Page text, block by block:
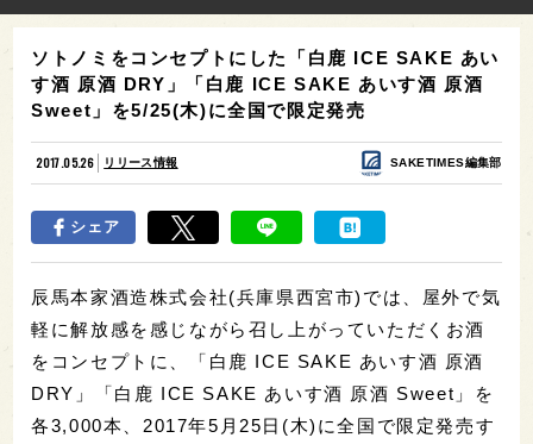
ソトノミをコンセプトにした「白鹿 ICE SAKE あい
す酒 原酒 DRY」「白鹿 ICE SAKE あいす酒 原酒
Sweet」を5/25(木)に全国で限定発売
2017.05.26 リリース情報 SAKETIMES編集部
シェア
辰馬本家酒造株式会社(兵庫県西宮市)では、屋外で気
軽に解放感を感じながら召し上がっていただくお酒
をコンセプトに、「白鹿 ICE SAKE あいす酒 原酒
DRY」「白鹿 ICE SAKE あいす酒 原酒 Sweet」を
各3,000本、2017年5月25日(木)に全国で限定発売す